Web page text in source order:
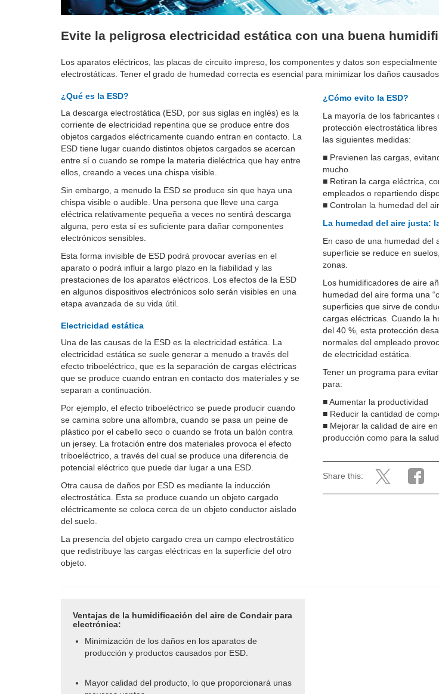
Evite la peligrosa electricidad estática con una buena
Los aparatos eléctricos, las placas de circuito impreso, los componentes y datos son
electrostáticas. Tener el grado de humedad correcta es esencial para minimizar los daños
¿Qué es la ESD?
La descarga electrostática (ESD, por sus siglas en inglés) es la
corriente de electricidad repentina que se produce entre dos
objetos cargados eléctricamente cuando entran en contacto. La
ESD tiene lugar cuando distintos objetos cargados se acercan
entre sí o cuando se rompe la materia dieléctrica que hay entre
ellos, creando a veces una chispa visible.
Sin embargo, a menudo la ESD se produce sin que haya una
chispa visible o audible. Una persona que lleve una carga
eléctrica relativamente pequeña a veces no sentirá descarga
alguna, pero esta sí es suficiente para dañar componentes
electrónicos sensibles.
Esta forma invisible de ESD podrá provocar averías en el
aparato o podrá influir a largo plazo en la fiabilidad y las
prestaciones de los aparatos eléctricos. Los efectos de la ESD
en algunos dispositivos electrónicos solo serán visibles en una
etapa avanzada de su vida útil.
Electricidad estática
Una de las causas de la ESD es la electricidad estática. La
electricidad estática se suele generar a menudo a través del
efecto triboeléctrico, que es la separación de cargas eléctricas
que se produce cuando entran en contacto dos materiales y se
separan a continuación.
Por ejemplo, el efecto triboeléctrico se puede producir cuando
se camina sobre una alfombra, cuando se pasa un peine de
plástico por el cabello seco o cuando se frota un balón contra
un jersey. La frotación entre dos materiales provoca el efecto
triboeléctrico, a través del cual se produce una diferencia de
potencial eléctrico que puede dar lugar a una ESD.
Otra causa de daños por ESD es mediante la inducción
electrostática. Esta se produce cuando un objeto cargado
eléctricamente se coloca cerca de un objeto conductor aislado
del suelo.
La presencia del objeto cargado crea un campo electrostático
que redistribuye las cargas eléctricas en la superficie del otro
objeto.
¿Cómo evito la ESD?
La mayoría de los fabricantes
protección electrostática
las siguientes medidas:
■ Previenen las cargas,
mucho
■ Retiran la carga eléctrica,
empleados o repartiendo
■ Controlan la humedad del
La humedad del aire justa:
En caso de una humedad del
superficie se reduce en
zonas.
Los humidificadores de aire
humedad del aire forma una
superficies que sirve de
cargas eléctricas. Cuando la
del 40 %, esta protección
normales del empleado
de electricidad estática.
Tener un programa para
para:
■Aumentar la productividad
■ Reducir la cantidad de
■ Mejorar la calidad de aire
producción como para la
Share this:
Ventajas de la humidificación del aire de Condair para
electrónica:
Minimización de los daños en los aparatos de
producción y productos causados por ESD.
Mayor calidad del producto, lo que proporcionará unas